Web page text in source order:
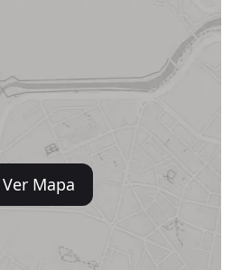
Ver Mapa